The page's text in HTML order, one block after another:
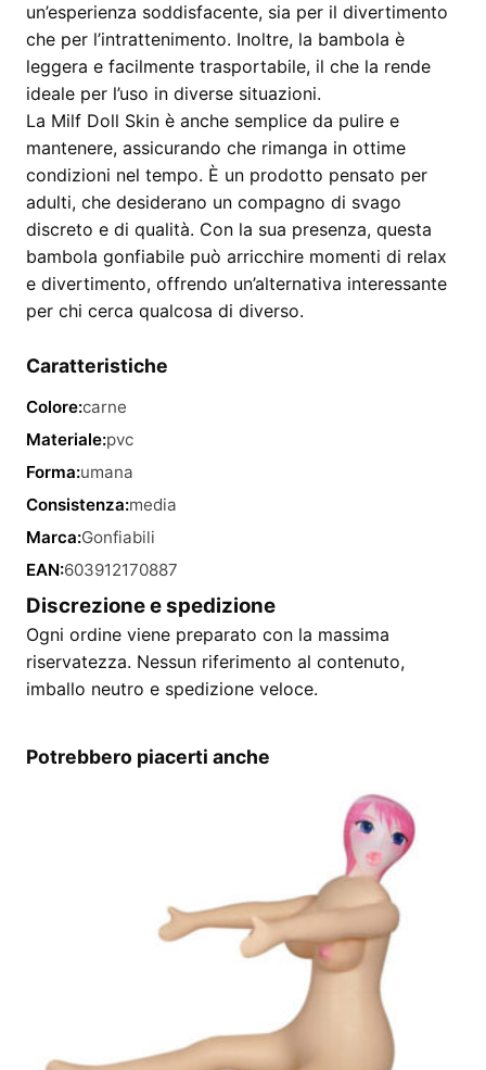
un’esperienza soddisfacente, sia per il divertimento
che per l’intrattenimento. Inoltre, la bambola è
leggera e facilmente trasportabile, il che la rende
ideale per l’uso in diverse situazioni.
La Milf Doll Skin è anche semplice da pulire e
mantenere, assicurando che rimanga in ottime
condizioni nel tempo. È un prodotto pensato per
adulti, che desiderano un compagno di svago
discreto e di qualità. Con la sua presenza, questa
bambola gonfiabile può arricchire momenti di relax
e divertimento, offrendo un’alternativa interessante
per chi cerca qualcosa di diverso.
Caratteristiche
Colore:carne
Materiale:pvc
Forma:umana
Consistenza:media
Marca:Gonfiabili
EAN:603912170887
Discrezione e spedizione
Ogni ordine viene preparato con la massima
riservatezza. Nessun riferimento al contenuto,
imballo neutro e spedizione veloce.
Potrebbero piacerti anche